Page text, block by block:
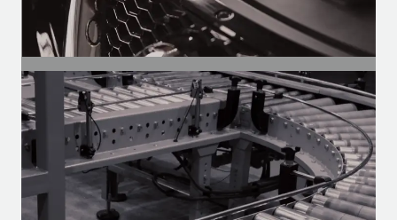
SEGMENTO
Autopeças
Motores para o mercado de reposição —
linha pesada, vans e utilitários.